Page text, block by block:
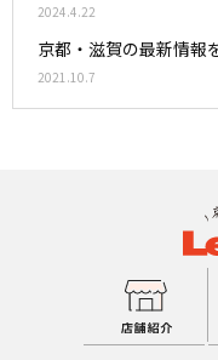
2024.4.22
京都・滋賀の最新情報
2021.10.7